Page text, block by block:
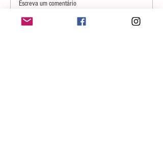
Onde acompanhar as coleções de
Funko POP?
Escreva um comentário